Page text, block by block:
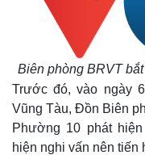
Biên phòng BRVT
Trước đó, vào ngày
Vũng Tàu, Đồn Biên
Phường 10 phát
hiện nghi vấn nên tiến